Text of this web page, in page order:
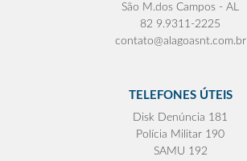
São M.dos Campos - AL
82 9.9311-2225
contato@alagoasnt.com.br
TELEFONES ÚTEIS
Disk Denúncia 181
Polícia Militar 190
SAMU 192